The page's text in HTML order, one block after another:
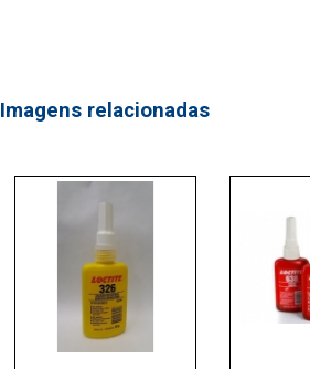
Imagens relacionadas